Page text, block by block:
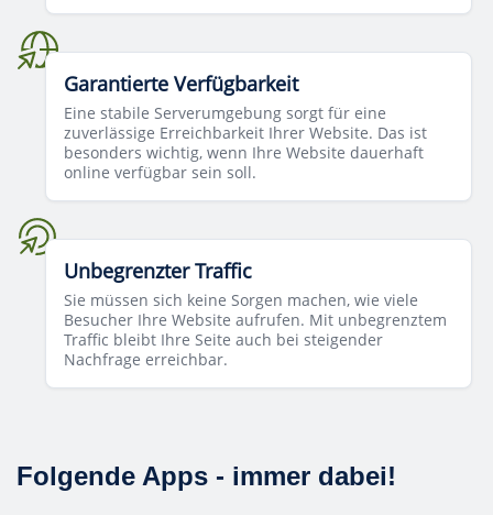
Garantierte Verfügbarkeit
Eine stabile Serverumgebung sorgt für eine
zuverlässige Erreichbarkeit Ihrer Website. Das ist
besonders wichtig, wenn Ihre Website dauerhaft
online verfügbar sein soll.
Unbegrenzter Traffic
Sie müssen sich keine Sorgen machen, wie viele
Besucher Ihre Website aufrufen. Mit unbegrenztem
Traffic bleibt Ihre Seite auch bei steigender
Nachfrage erreichbar.
Folgende Apps - immer dabei!